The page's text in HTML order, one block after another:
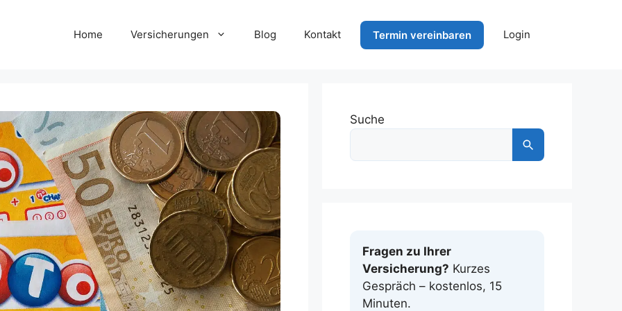
Home Versicherungen Blog Kontakt Termin vereinbaren Login
Suche
Fragen zu Ihrer
Versicherung? Kurzes
Gespräch – kostenlos, 15
Minuten.